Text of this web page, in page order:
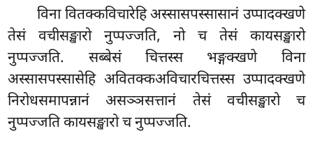
विना वितक्कविचारेहि अस्सासपस्सासानं उप्पादक्खणे
तेसं वचीसङ्खारो नुप्पज्जति, नो च तेसं कायसङ्खारो
नुप्पज्जति. सब्बेसं चित्तस्स भङ्गक्खणे विना
अस्सासपस्सासेहि अवितक्कअविचारचित्तस्स उप्पादक्खणे
निरोधसमापन्नानं असञ्ञसत्तानं तेसं वचीसङ्खारो च
नुप्पज्जति कायसङ्खारो च नुप्पज्जति.